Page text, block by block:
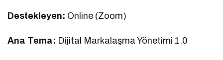
Destekleyen: Online (Zoom)
Ana Tema: Dijital Markalaşma Yönetimi 1.0